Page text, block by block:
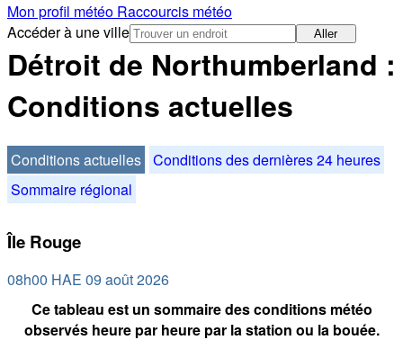
Mon profil météo Raccourcis météo
Accéder à une ville
Aller
Détroit de Northumberland :
Conditions actuelles
Conditions actuelles Conditions des dernières 24 heures
Sommaire régional
Île Rouge
08h00 HAE 09 août 2026
Ce tableau est un sommaire des conditions météo
observés heure par heure par la station ou la bouée.